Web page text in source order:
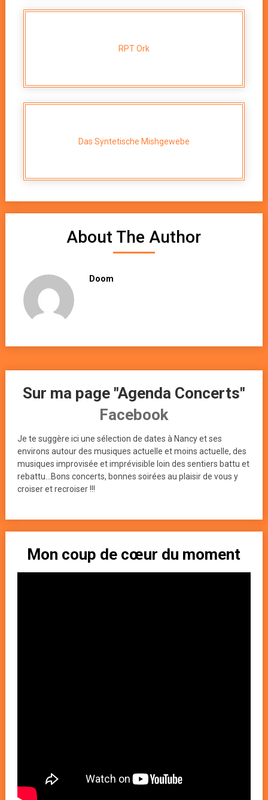
RPT Ork
Das Syntetische Mishgewebe
About The Author
Doom
Sur ma page "Agenda Concerts"
Facebook
Je te suggère ici une sélection de dates à Nancy et ses
environs autour des musiques actuelle et moins actuelle, des
musiques improvisée et imprévisible loin des sentiers battu et
rebattu...Bons concerts, bonnes soirées au plaisir de vous y
croiser et recroiser !!!
Mon coup de cœur du moment